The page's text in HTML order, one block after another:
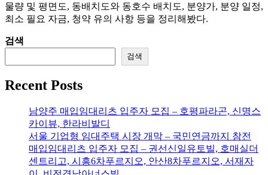
물량 및 평면도, 동배치도와 동호수 배치도, 분양가, 분양 일정,
최소 필요 자금, 청약 유의 사항 등을 정리해봤다.
검색
검색
Recent Posts
남양주 매입임대리츠 입주자 모집 – 호평파라곤, 신명스
카이뷰, 한라비발디
서울 기업형 임대주택 시장 개막 – 국민연금까지 참전
매입임대리츠 입주자 모집 – 권선신일유토빌, 호매실더
센트리고, 시흥6차푸르지오, 안산8차푸르지오, 서재자